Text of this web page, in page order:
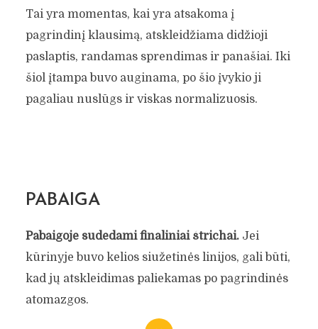
Tai yra momentas, kai yra atsakoma į
pagrindinį klausimą, atskleidžiama didžioji
paslaptis, randamas sprendimas ir panašiai. Iki
šiol įtampa buvo auginama, po šio įvykio ji
pagaliau nuslūgs ir viskas normalizuosis.
PABAIGA
Pabaigoje sudedami finaliniai štrichai.Jei
kūrinyje buvo kelios siužetinės linijos, gali būti,
kad jų atskleidimas paliekamas po pagrindinės
atomazgos.